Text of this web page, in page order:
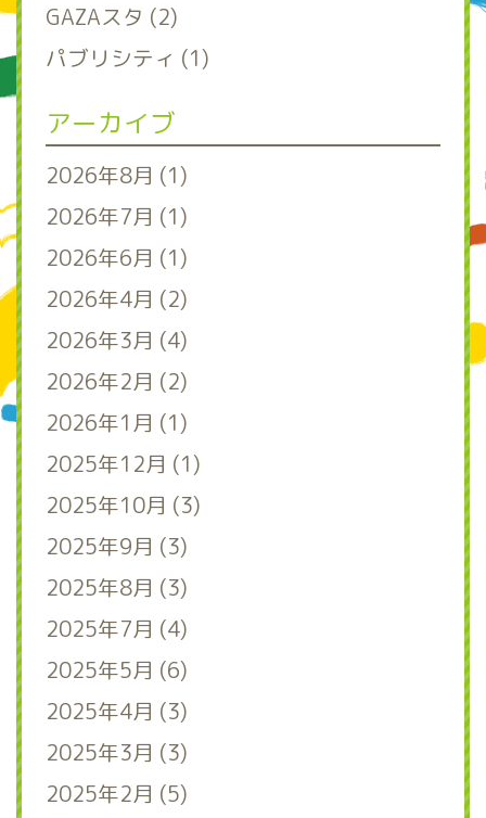
GAZAスタ (2)
パブリシティ (1)
アーカイブ
2026年8月 (1)
2026年7月 (1)
2026年6月 (1)
2026年4月 (2)
2026年3月 (4)
2026年2月 (2)
2026年1月 (1)
2025年12月 (1)
2025年10月 (3)
2025年9月 (3)
2025年8月 (3)
2025年7月 (4)
2025年5月 (6)
2025年4月 (3)
2025年3月 (3)
2025年2月 (5)